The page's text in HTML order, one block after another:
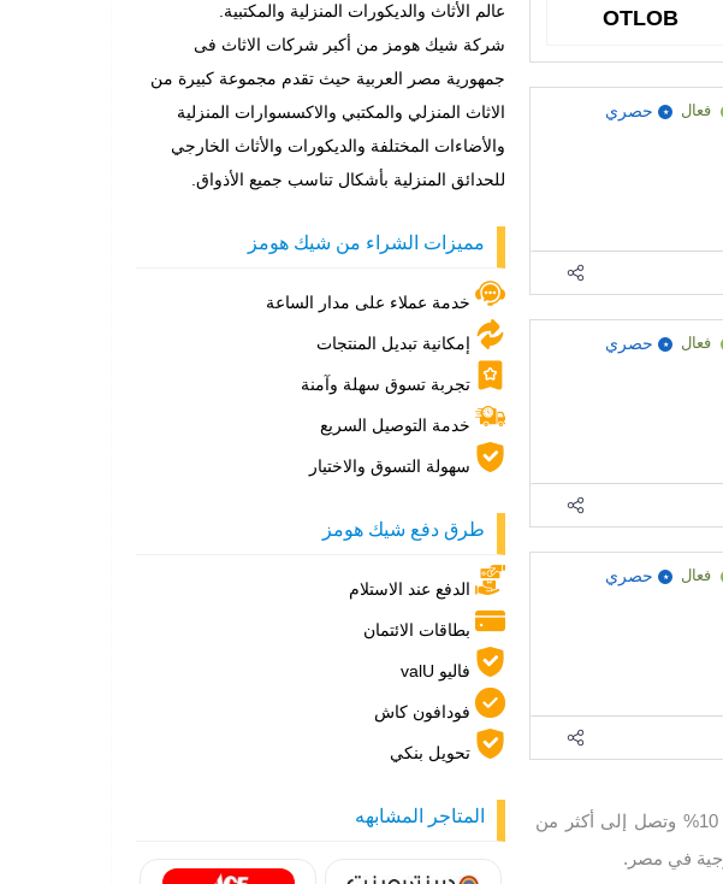
OTLOB
فعال حصري
فعال حصري
فعال حصري
كود خصم شيك هومز ( OTL ) او ( OTLOB ) يمنحك خصومات تبدأ من 10% وتصل إلى أكثر من
عالم الأثاث والديكورات المنزلية والمكتبية.
شركة شيك هومز من أكبر شركات الاثاث فى
جمهورية مصر العربية حيث تقدم مجموعة كبيرة من
الاثاث المنزلي والمكتبي والاكسسوارات المنزلية
والأضاءات المختلفة والديكورات والأثاث الخارجي
للحدائق المنزلية بأشكال تناسب جميع الأذواق.
مميزات الشراء من شيك هومز
خدمة عملاء على مدار الساعة
إمكانية تبديل المنتجات
تجربة تسوق سهلة وآمنة
خدمة التوصيل السريع
سهولة التسوق والاختيار
طرق دفع شيك هومز
الدفع عند الاستلام
بطاقات الائتمان
فاليو valU
فودافون كاش
تحويل بنكي
المتاجر المشابهه